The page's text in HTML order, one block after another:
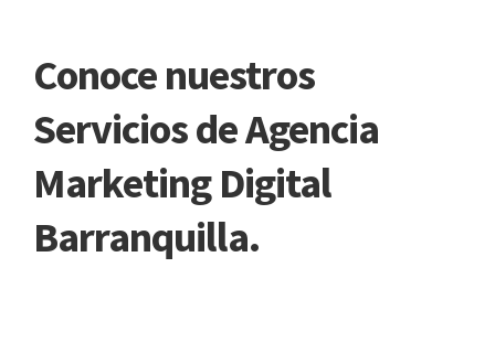
Conoce nuestros
Servicios de Agencia
Marketing Digital
Barranquilla.